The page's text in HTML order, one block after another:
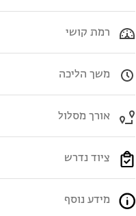
רמת קושי
משך הליכה
אורך מסלול
ציוד נדרש
מידע נוסף